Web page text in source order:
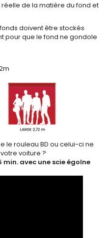
de la matière du fond et
doivent être stockés
pour que le fond ne gondole
le rouleau BD ou celui-ci ne
voiture ?
avec une scie égoïne